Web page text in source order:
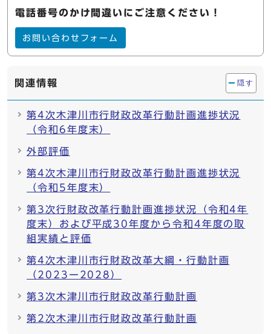
電話番号のかけ間違いにご注意ください！
お問い合わせフォーム
関連情報 隠す
第4次木津川市行財政改革行動計画進捗状況
（令和6年度末）
外部評価
第4次木津川市行財政改革行動計画進捗状況
（令和5年度末）
第3次行財政改革行動計画進捗状況（令和4年
度末）および平成30年度から令和4年度の取
組実績と評価
第4次木津川市行財政改革大綱・行動計画
（2023ー2028）
第3次木津川市行財政改革行動計画
第2次木津川市行財政改革行動計画